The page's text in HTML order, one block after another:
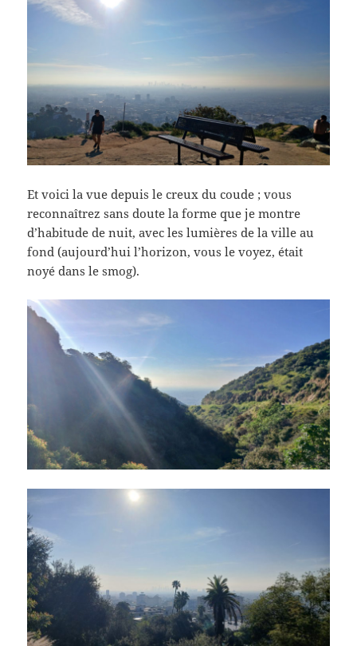
Et voici la vue depuis le creux du coude ; vous
reconnaîtrez sans doute la forme que je montre
d’habitude de nuit, avec les lumières de la ville au
fond (aujourd’hui l’horizon, vous le voyez, était
noyé dans le smog).